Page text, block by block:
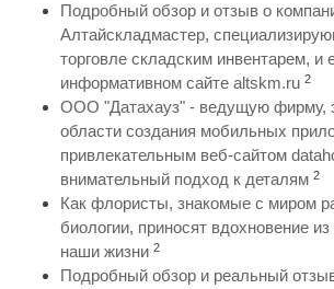
Подробный обзор и отзыв о
Алтайскладмастер,
торговле складским инвентарем, и
информативном сайте altskm.ru 2
ООО "Датахауз" - ведущую фирму,
области создания мобильных
привлекательным веб-сайтом
внимательный подход к деталям 2
Как флористы, знакомые с миром
биологии, приносят вдохновение
наши жизни 2
Подробный обзор и реальный